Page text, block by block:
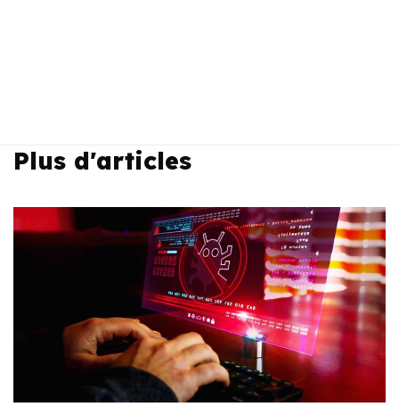
Plus d'articles